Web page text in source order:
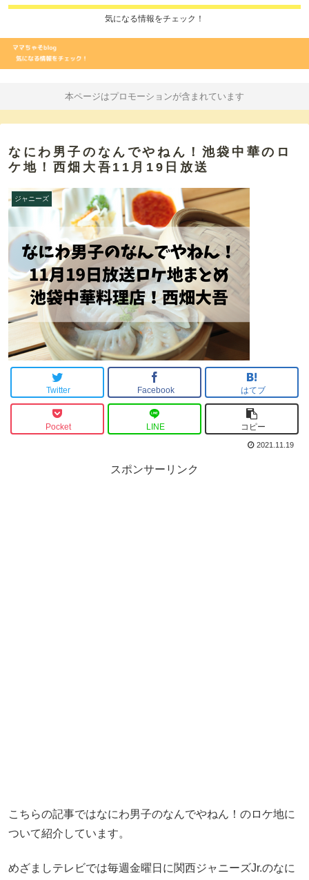
気になる情報をチェック！
本ページはプロモーションが含まれています
なにわ男子のなんでやねん！池袋中華のロ
ケ地！西畑大吾11月19日放送
ジャニーズ
Twitter Facebook はてブ
Pocket LINE コピー
2021.11.19
スポンサーリンク
こちらの記事ではなにわ男子のなんでやねん！のロケ地に
ついて紹介しています。
めざましテレビでは毎週金曜日に関西ジャニーズJr.のなに